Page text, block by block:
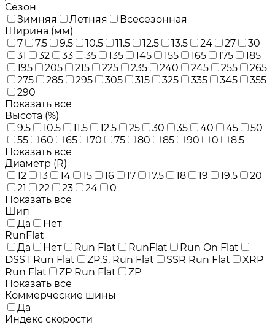
Сезон
Зимняя
Летняя
Всесезонная
Ширина (мм)
7
7.5 9.5 10.5 11.5 12.5 13.5 24 27
30
31
32 33 35 135 145 155 165 175
185
195
205 215 225 235 240 245 255
265
275
285 295 305 315 325 335 345
355
290
Показать все
Высота (%)
9.5
10.5 11.5 12.5 25 30 35 40 45
50
55
60 65 70 75 80 85 90 0
8.5
Показать все
Диаметр (R)
12
13 14 15 16 17 17.5 18 19 19.5
20
21
22 23 24
0
Показать все
Шип
Да
Нет
RunFlat
Да
Нет Run Flat RunFlat
Run On Flat
DSST Run Flat
ZP.S. Run Flat SSR Run Flat
XRP
Run Flat
ZP Run Flat
ZP
Показать все
Коммерческие шины
Да
Индекс скорости